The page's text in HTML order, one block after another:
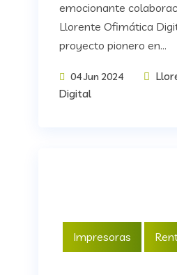
emocionante
Llorente Ofimática
proyecto pionero en...
04 Jun 2024
Digital
Impresoras